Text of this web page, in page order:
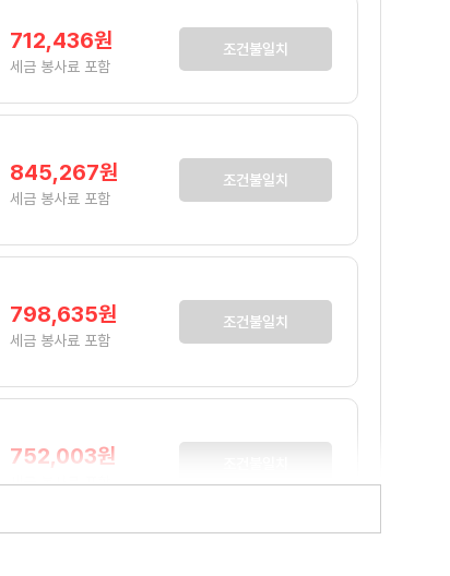
712,436원
세금 봉사료 포함
조건불일치
845,267원
세금 봉사료 포함
조건불일치
798,635원
세금 봉사료 포함
조건불일치
752,003원
세금 봉사료 포함